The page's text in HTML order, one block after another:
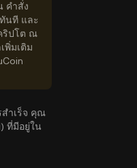
คำสั่ง
นที และ
ริปโต ณ
พิ่มเติม
ำเร็จ คุณ
ที่มีอยู่ใน